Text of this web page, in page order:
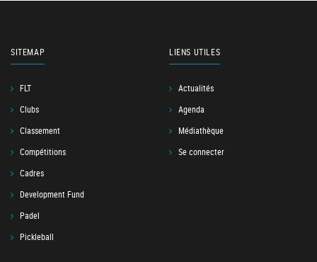
SITEMAP
FLT
Clubs
Classement
Compétitions
Cadres
Development Fund
Padel
Pickleball
LIENS UTILES
Actualités
Agenda
Médiathèque
Se connecter